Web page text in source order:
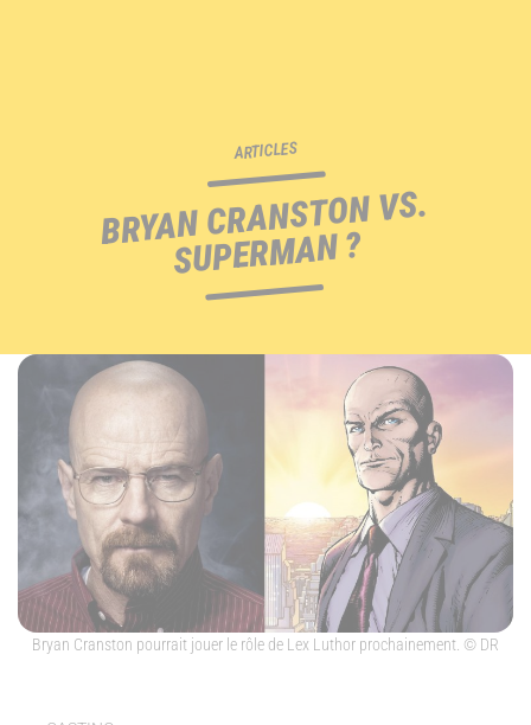
ARTICLES
BRYAN CRANSTON VS.
SUPERMAN ?
Bryan Cranston pourrait jouer le rôle de Lex Luthor prochainement. © DR